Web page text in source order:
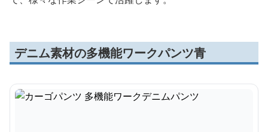
デニム素材の多機能ワークパンツ青